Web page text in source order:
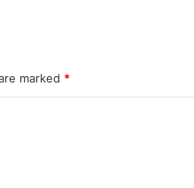
marked *